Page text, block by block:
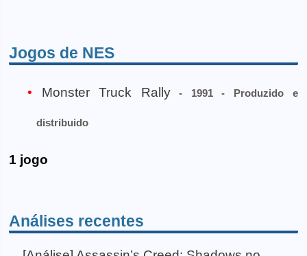
Jogos de NES
Monster Truck Rally- 1991 - Produzido e
distribuido
1 jogo
Análises recentes